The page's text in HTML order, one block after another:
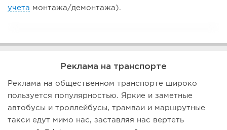
учета монтажа/демонтажа).
Реклама на транспорте
Реклама на общественном транспорте широко
пользуется популярностью. Яркие и заметные
автобусы и троллейбусы, трамваи и маршрутные
такси едут мимо нас, заставляя нас вертеть